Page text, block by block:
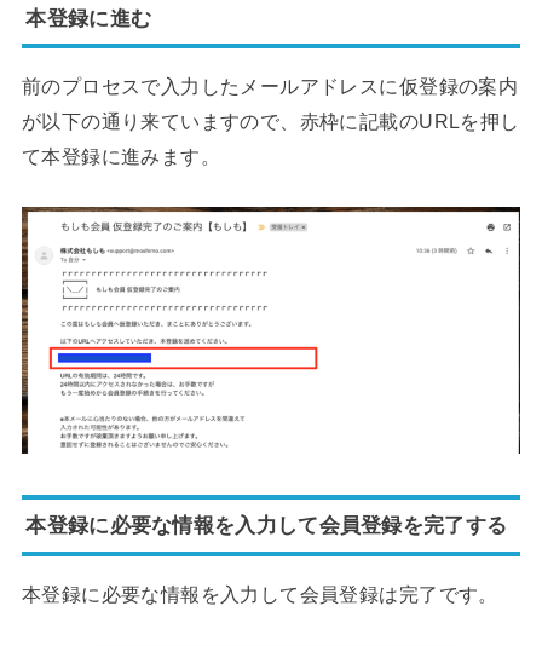
本登録に進む
前のプロセスで入力したメールアドレスに仮登録の案内
が以下の通り来ていますので、赤枠に記載のURLを押し
て本登録に進みます。
本登録に必要な情報を入力して会員登録を完了する
本登録に必要な情報を入力して会員登録は完了です。